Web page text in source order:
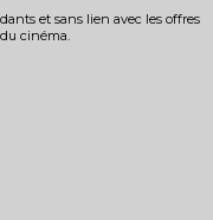
et sans lien avec les offres
cinéma.